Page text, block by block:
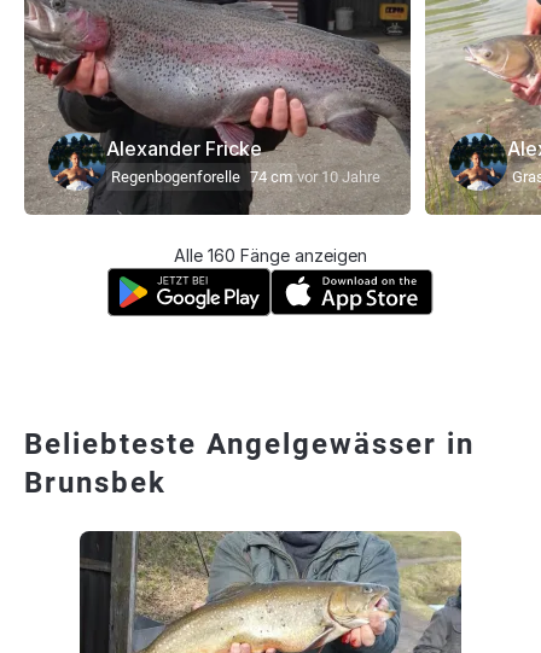
Alexander Fricke
Regenbogenforelle 74 cm vor 10 Jahre
Alle 160 Fänge anzeigen
Beliebteste Angelgewässer in
Brunsbek